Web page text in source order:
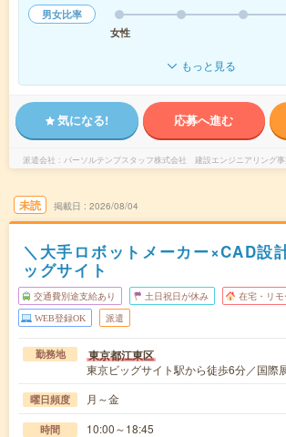
男女比率
女性
もっと見る
気になる! 応募へ進む
派遣会社 パーソルテンプスタッフ株式会社 建設エンジニアリング事
未読 掲載日 2026/08/04
＼大手ロボットメーカー×CAD設
ッグサイト
交通費別途支給あり 土日祝日が休み 在宅・リモ
WEB登録OK 派遣
勤務地 東京都江東区
東京ビッグサイト駅から徒歩6分／国際
曜日頻度 月～金
時間 10:00～18:45